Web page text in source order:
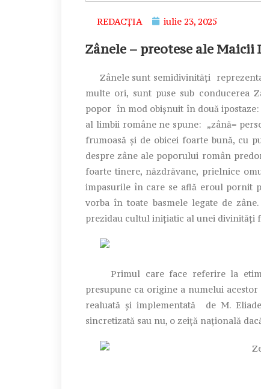
REDACȚIA iulie 23, 2025
Zânele – preotese ale
Zânele sunt semidivinităţi
multe ori, sunt puse sub conducerea
popor în mod obişnuit în două
al limbii române ne spune: „zână=
frumoasă şi de obicei foarte bună, cu
despre zâne ale poporului român
foarte tinere, năzdrăvane, prielnice
impasurile în care se află eroul pornit
vorba în toate basmele legate de
prezidau cultul iniţiatic al unei divinităţi
Primul care face referire la
presupune ca origine a numelui
realuată şi implementată de M.
sincretizată sau nu, o zeiţă naţională